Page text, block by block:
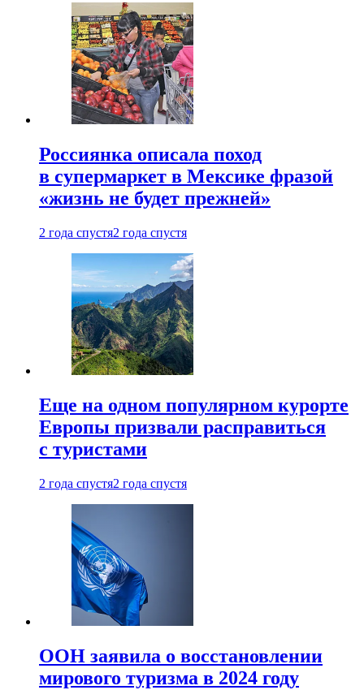
Россиянка описала поход
в супермаркет в Мексике фразой
«жизнь не будет прежней»
2 года спустя2 года спустя
Еще на одном популярном курорте
Европы призвали расправиться
с туристами
2 года спустя2 года спустя
ООН заявила о восстановлении
мирового туризма в 2024 году